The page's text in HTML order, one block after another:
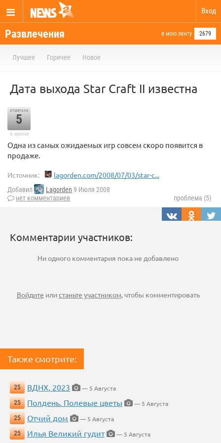
Вход
Развлечения в мою ленту 2679
Лучшее Горячее Новое
Дата выхода Star Craft II известна
отметили
5
в архиве
Одна из самых ожидаемых игр совсем скоро появится в
продаже.
Источник: lagorden.com/2008/07/03/star-c...
Добавил Lagorden 9 Июля 2008
нет комментариев
проблема (5)
Комментарии участников:
Ни одного комментария пока не добавлено
Войдите илистаньте участником, чтобы комментировать
Также смотрите:
25 ВДНХ, 2023
— 5 Августа
25
Полдень. Полевые цветы
— 5 Августа
25
Отчий дом
— 5 Августа
25
Илья Великий гудит
— 5 Августа